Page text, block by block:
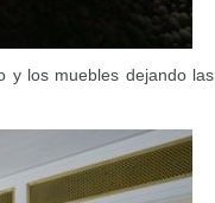
y los muebles dejando las